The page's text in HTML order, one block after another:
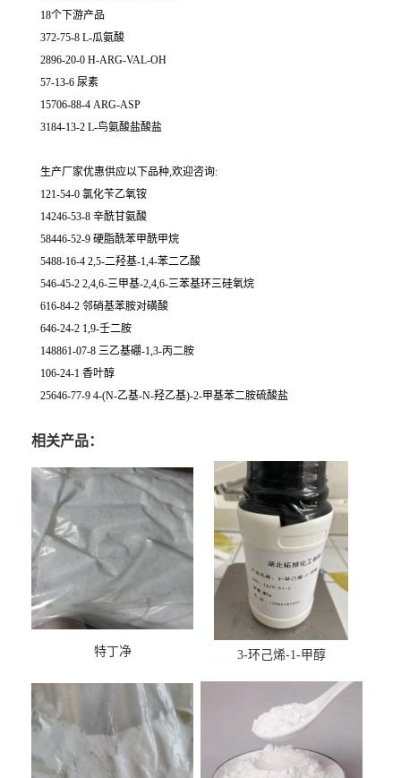
18个下游产品
372-75-8 L-瓜氨酸
2896-20-0 H-ARG-VAL-OH
57-13-6 尿素
15706-88-4 ARG-ASP
3184-13-2 L-鸟氨酸盐酸盐
生产厂家优惠供应以下品种,欢迎咨询:
121-54-0 氯化苄乙氧铵
14246-53-8 辛酰甘氨酸
58446-52-9 硬脂酰苯甲酰甲烷
5488-16-4 2,5-二羟基-1,4-苯二乙酸
546-45-2 2,4,6-三甲基-2,4,6-三苯基环三硅氧烷
616-84-2 邻硝基苯胺对磺酸
646-24-2 1,9-壬二胺
148861-07-8 三乙基硼-1,3-丙二胺
106-24-1 香叶醇
25646-77-9 4-(N-乙基-N-羟乙基)-2-甲基苯二胺硫酸盐
相关产品：
特丁净 3-环己烯-1-甲醇